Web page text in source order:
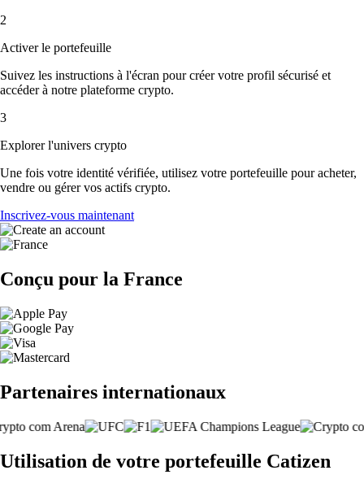
2
Activer le portefeuille
Suivez les instructions à l'écran pour créer votre profil sécurisé et
accéder à notre plateforme crypto.
3
Explorer l'univers crypto
Une fois votre identité vérifiée, utilisez votre portefeuille pour acheter,
vendre ou gérer vos actifs crypto.
Inscrivez-vous maintenant
Conçu pour la France
Partenaires internationaux
Utilisation de votre portefeuille Catizen